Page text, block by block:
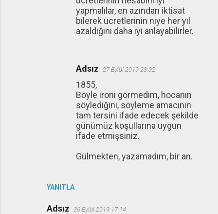
YANITLA
yapmalılar, en azından iktisat
bilerek ücretlerinin niye her yıl
azaldığını daha iyi anlayabilirler.
Adsız 27 Eylül 2019 23:02
1855,
Böyle ironi görmedim, hocanın
söylediğini, söyleme amacının
tam tersini ifade edecek şekilde
günümüz koşullarına uygun
ifade etmişsiniz.
Gülmekten, yazamadım, bir an.
Adsız 26 Eylül 2019 17:14